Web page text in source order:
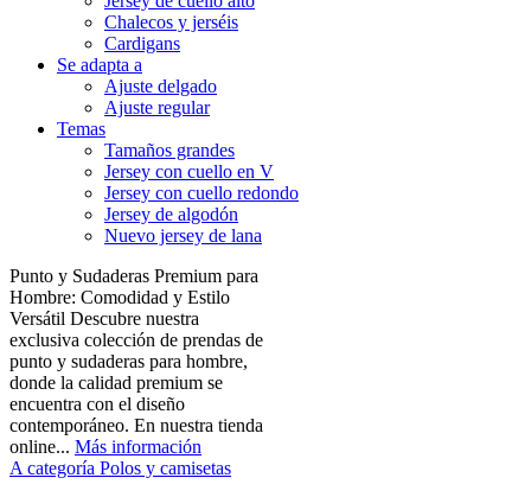
Chalecos y jerséis
Cardigans
Se adapta a
Ajuste delgado
Ajuste regular
Temas
Tamaños grandes
Jersey con cuello en V
Jersey con cuello redondo
Jersey de algodón
Nuevo jersey de lana
Punto y Sudaderas Premium para
Hombre: Comodidad y Estilo
Versátil Descubre nuestra
exclusiva colección de prendas de
punto y sudaderas para hombre,
donde la calidad premium se
encuentra con el diseño
contemporáneo. En nuestra tienda
online... Más información
A categoría Polos y camisetas